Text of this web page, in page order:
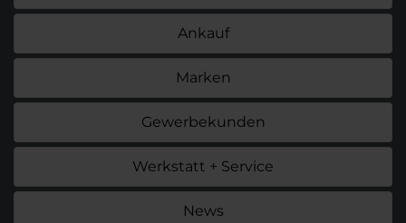
Ankauf
Marken
Gewerbekunden
Werkstatt + Service
News